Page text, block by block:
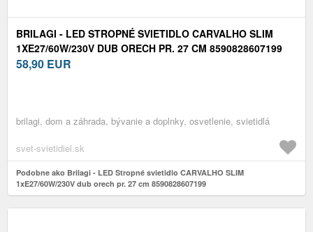
BRILAGI - LED STROPNÉ SVIETIDLO CARVALHO SLIM
1XE27/60W/230V DUB ORECH PR. 27 CM 8590828607199
58,90 EUR
brilagi, dom a záhrada, bývanie a doplnky, osvetlenie, svietidlá
svet-svietidiel.sk
Podobne ako Brilagi - LED Stropné svietidlo CARVALHO SLIM
1xE27/60W/230V dub orech pr. 27 cm 8590828607199